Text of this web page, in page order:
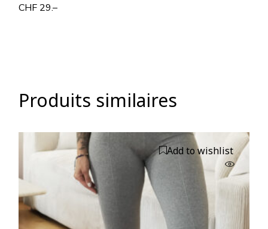
CHF 29.–
Produits similaires
Add to wishlist